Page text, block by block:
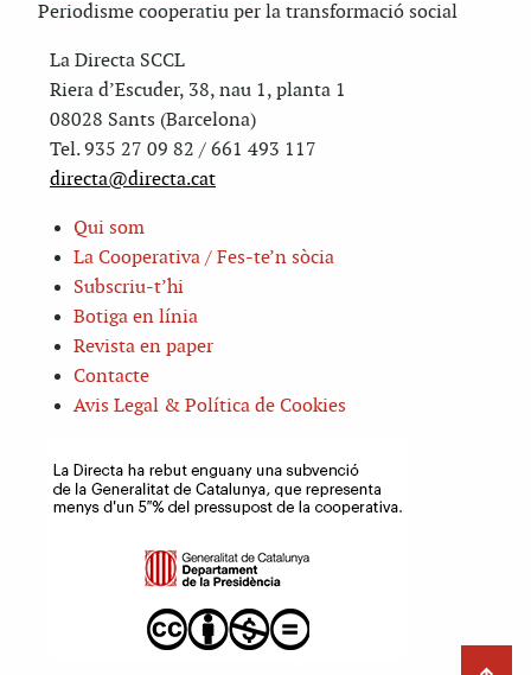
Periodisme cooperatiu per la transformació social
La Directa SCCL
Riera d’Escuder, 38, nau 1, planta 1
08028 Sants (Barcelona)
Tel. 935 27 09 82 / 661 493 117
directa@directa.cat
Qui som
La Cooperativa / Fes-te’n sòcia
Subscriu-t’hi
Botiga en línia
Revista en paper
Contacte
Avis Legal & Política de Cookies